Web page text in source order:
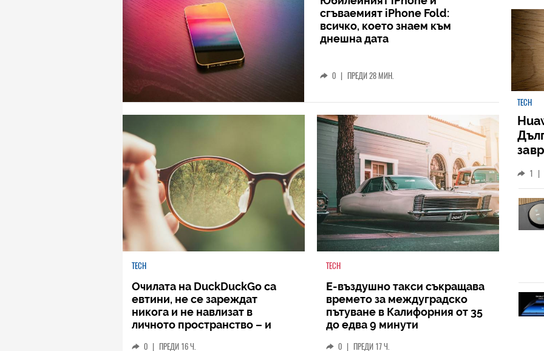
сгъваемият iPhone Fold:
всичко, което знаем към
днешна дата
0 | ПРЕДИ 28 МИН.
TECH
Очилата на DuckDuckGo са
евтини, не се зареждат
никога и не навлизат в
личното пространство – и
0 | ПРЕДИ 16 Ч.
TECH
Е-въздушно такси съкращава
времето за междуградско
пътуване в Калифорния от 35
до едва 9 минути
0 | ПРЕДИ 17 Ч.
TECH
1 |